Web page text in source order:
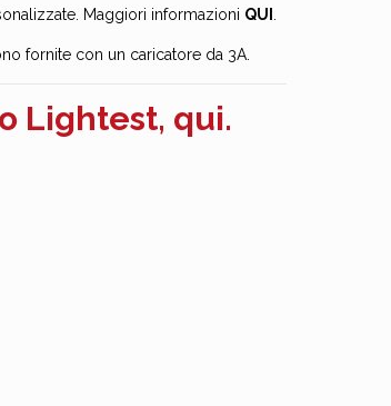
Maggiori informazioni QUI
fornite con un caricatore da 3A.
Lightest, qui.